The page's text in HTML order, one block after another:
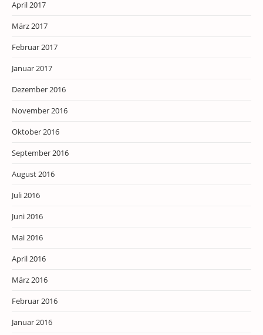
April 2017
März 2017
Februar 2017
Januar 2017
Dezember 2016
November 2016
Oktober 2016
September 2016
August 2016
Juli 2016
Juni 2016
Mai 2016
April 2016
März 2016
Februar 2016
Januar 2016